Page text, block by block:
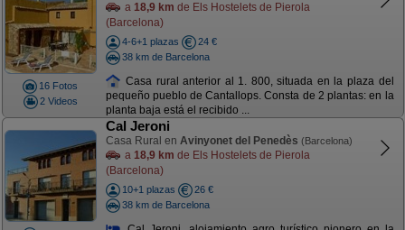
16 Fotos
2 Videos
a 18,9 km de Els Hostelets de Pierola
(Barcelona)
4-6+1 plazas
24 €
38 km de Barcelona
Casa rural anterior al 1. 800, situada en la plaza del
pequeño pueblo de Cantallops. Consta de 2 plantas: en la
planta baja está el recibido ...
Cal Jeroni
Casa Rural en Avinyonet del Penedès (Barcelona)
a 18,9 km de Els Hostelets de Pierola
(Barcelona)
10+1 plazas
26 €
38 km de Barcelona